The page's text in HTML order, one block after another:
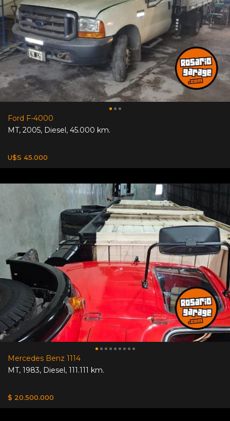
Ford F-4000
MT, 2005, Diesel, 45.000 km.
U$S 45.000
Mercedes Benz 1114
MT, 1983, Diesel, 111.111 km.
$ 20.500.000